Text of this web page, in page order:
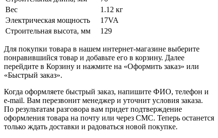
Вес
1.12 кг
Электрическая мощность
17VA
Строительная высота, мм
129
Для покупки товара в нашем интернет-магазине выберите
понравившийся товар и добавьте его в корзину. Далее
перейдите в Корзину и нажмите на «Оформить заказ» или
«Быстрый заказ».
Когда оформляете быстрый заказ, напишите ФИО, телефон и
e-mail. Вам перезвонит менеджер и уточнит условия заказа.
По результатам разговора вам придет подтверждение
оформления товара на почту или через СМС. Теперь останется
только ждать доставки и радоваться новой покупке.